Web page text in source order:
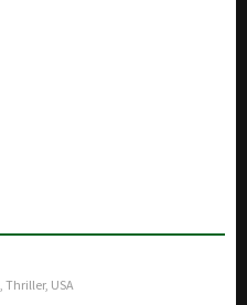
Thriller, USA